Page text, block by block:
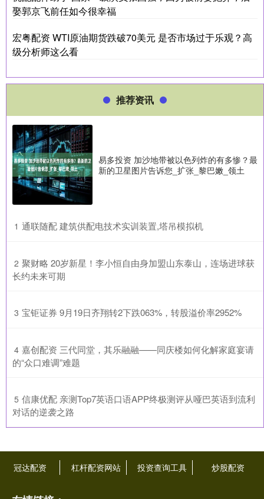
娶郭京飞前任如今很幸福
宏粤配资 WTI原油期货跌破70美元 是否市场过于乐观？高
级分析师这么看
推荐资讯
易多投资 加沙地带被以色列炸的有多惨？最
新的卫星图片告诉您_扩张_黎巴嫩_领土
1 ​通联随配 建筑供配电技术实训装置,塔吊模拟机
2 ​聚财略 20岁新星！李小恒自由身加盟山东泰山，连场进球获
长约未来可期
3 ​宝钜证券 9月19日齐翔转2下跌063%，转股溢价率2952%
4 ​嘉创配资 三代同堂，其乐融融——同庆楼如何化解家庭宴请
的“众口难调”难题
5 ​信康优配 亲测Top7英语口语APP终极测评从哑巴英语到流利
对话的逆袭之路
冠达配资 杠杆配资网站 投资查询工具 炒股配资